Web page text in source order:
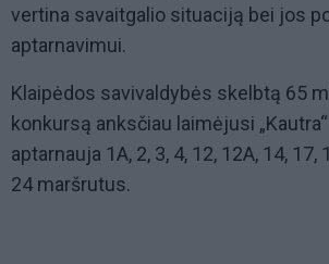
vertina savaitgalio situaciją bei jos
aptarnavimui.
Klaipėdos savivaldybės skelbtą 65
konkursą anksčiau laimėjusi
aptarnauja 1A, 2, 3, 4, 12, 12A, 14, 17,
24 maršrutus.